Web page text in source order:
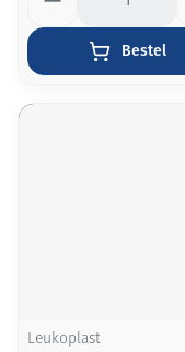
Bestel
Leukoplast